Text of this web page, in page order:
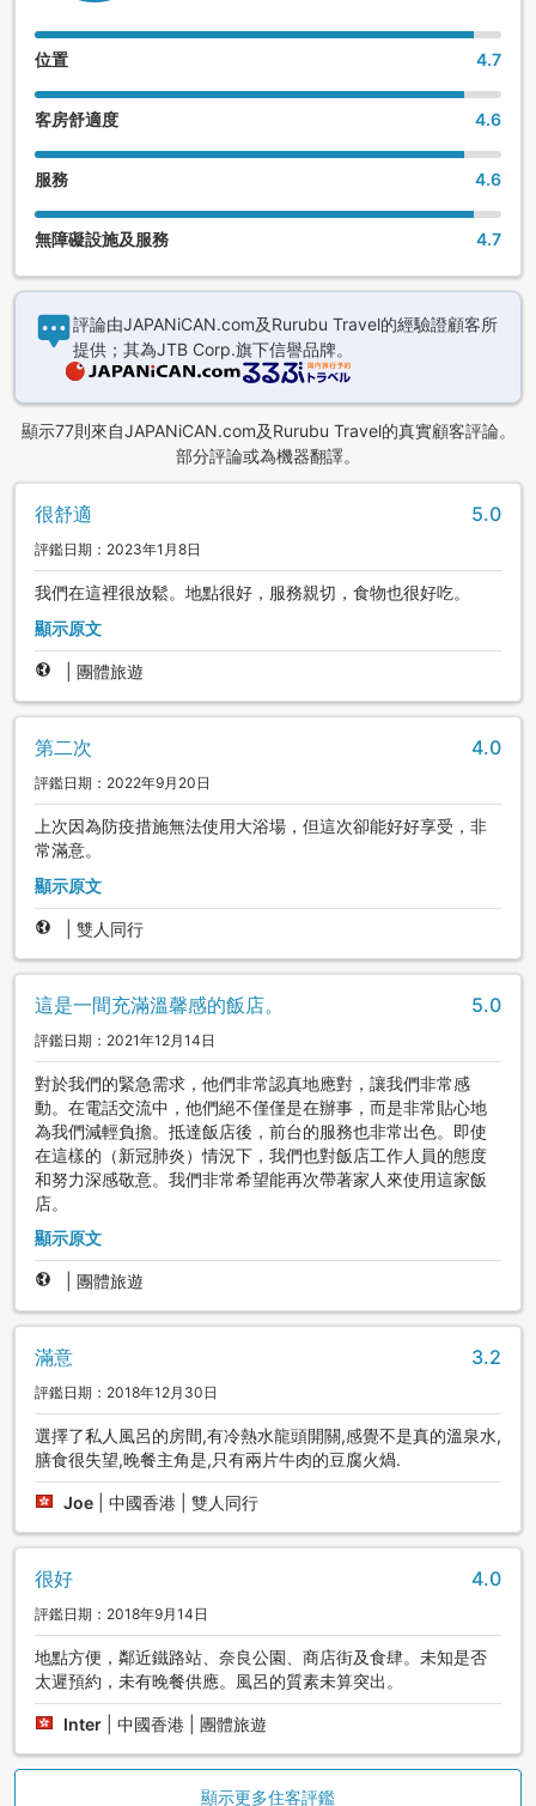
位置 4.7
客房舒適度 4.6
服務 4.6
無障礙設施及服務 4.7
評論由JAPANiCAN.com及Rurubu Travel的經驗證顧客所
提供；其為JTB Corp.旗下信譽品牌。
顯示77則來自JAPANiCAN.com及Rurubu Travel的真實顧客評論。
部分評論或為機器翻譯。
很舒適 5.0
評鑑日期：2023年1月8日
我們在這裡很放鬆。地點很好，服務親切，食物也很好吃。
顯示原文
團體旅遊
第二次 4.0
評鑑日期：2022年9月20日
上次因為防疫措施無法使用大浴場，但這次卻能好好享受，非
常滿意。
顯示原文
雙人同行
這是一間充滿溫馨感的飯店。 5.0
評鑑日期：2021年12月14日
對於我們的緊急需求，他們非常認真地應對，讓我們非常感
動。在電話交流中，他們絕不僅僅是在辦事，而是非常貼心地
為我們減輕負擔。抵達飯店後，前台的服務也非常出色。即使
在這樣的（新冠肺炎）情況下，我們也對飯店工作人員的態度
和努力深感敬意。我們非常希望能再次帶著家人來使用這家飯
店。
顯示原文
團體旅遊
滿意 3.2
評鑑日期：2018年12月30日
選擇了私人風呂的房間,有冷熱水龍頭開關,感覺不是真的溫泉水,
膳食很失望,晚餐主角是,只有兩片牛肉的豆腐火煱.
Joe 中國香港 | 雙人同行
很好 4.0
評鑑日期：2018年9月14日
地點方便，鄰近鐵路站、奈良公園、商店街及食肆。未知是否
太遲預約，未有晚餐供應。風呂的質素未算突出。
Inter 中國香港 | 團體旅遊
顯示更多住客評鑑